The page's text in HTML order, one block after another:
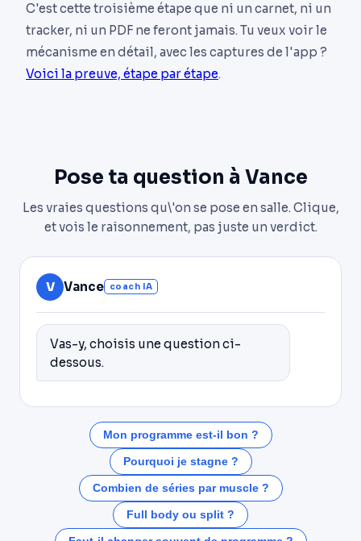
C'est cette troisième étape que ni un carnet, ni un
tracker, ni un PDF ne feront jamais. Tu veux voir le
mécanisme en détail, avec les captures de l'app ?
Voici la preuve, étape par étape.
Pose ta question à Vance
Les vraies questions qu\'on se pose en salle. Clique,
et vois le raisonnement, pas juste un verdict.
V Vance coach IA
Vas-y, choisis une question ci-
dessous.
Mon programme est-il bon ?
Pourquoi je stagne ?
Combien de séries par muscle ?
Full body ou split ?